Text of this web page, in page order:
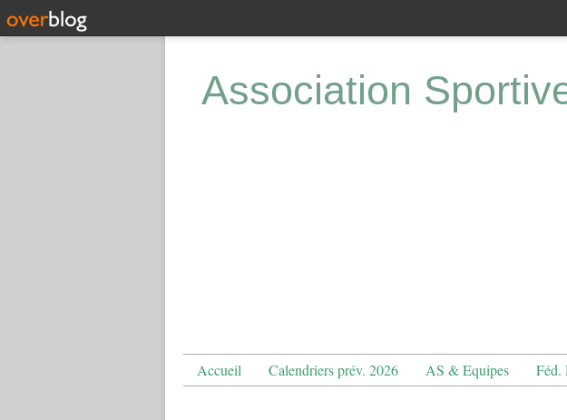
Association
Accueil Calendriers prév. 2026 AS & Equipes Féd.